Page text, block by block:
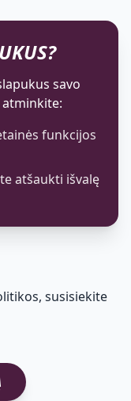
savo
atminkite:
funkcijos
atšaukti išvalę
susisiekite